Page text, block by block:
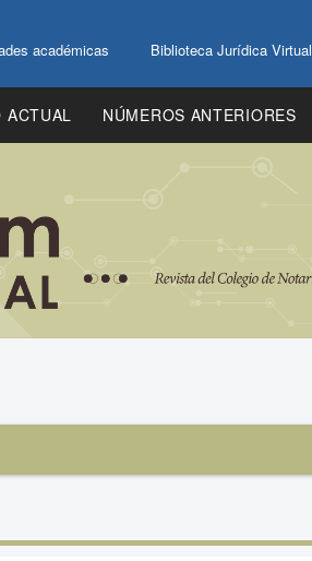
académicas Biblioteca Jurídica Virtual
ACTUAL NÚMEROS ANTERIORES